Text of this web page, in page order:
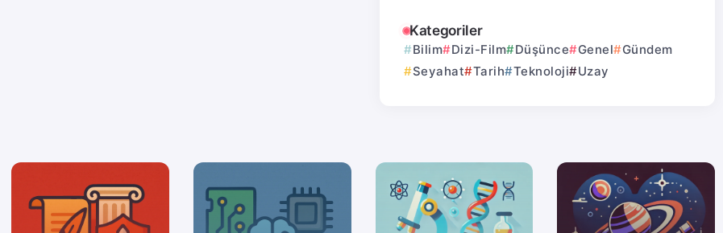
Kategoriler
Bilim Dizi-Film Düşünce Genel
Gündem
Seyahat Tarih Teknoloji Uzay